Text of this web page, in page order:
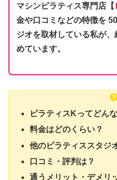
マシンピラティス専門店【
金や口コミなどの特徴を
ジオを取材している私が
めています。
ピラティスKってどん
料金はどのくらい？
他のピラティススタジ
口コミ・評判は？
通うメリット・デメリ